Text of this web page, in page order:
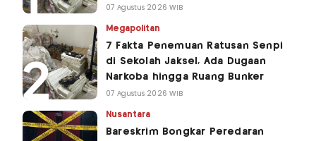
07 Agustus 2026 WIB
Megapolitan
7 Fakta Penemuan Ratusan Senpi
di Sekolah Jaksel, Ada Dugaan
Narkoba hingga Ruang Bunker
07 Agustus 2026 WIB
Nusantara
Bareskrim Bongkar Peredaran